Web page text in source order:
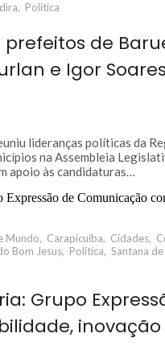
, Política
prefeitos de
e Igor Soares
lideranças políticas da
na Assembleia
apoio às candidaturas…
Mundo, Carapicuíba, Cidades,
Bom Jesus, Política, Santana
Grupo